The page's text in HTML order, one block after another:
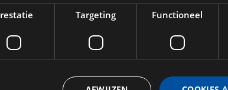
Targeting Functioneel